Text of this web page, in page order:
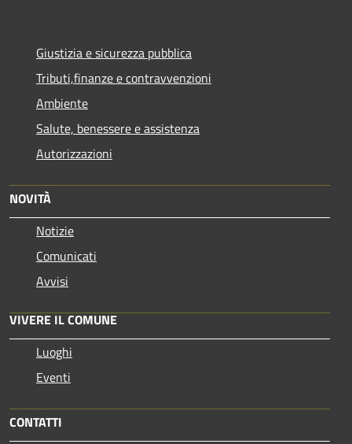
Giustizia e sicurezza pubblica
Tributi,finanze e contravvenzioni
Ambiente
Salute, benessere e assistenza
Autorizzazioni
NOVITÀ
Notizie
Comunicati
Avvisi
VIVERE IL COMUNE
Luoghi
Eventi
CONTATTI